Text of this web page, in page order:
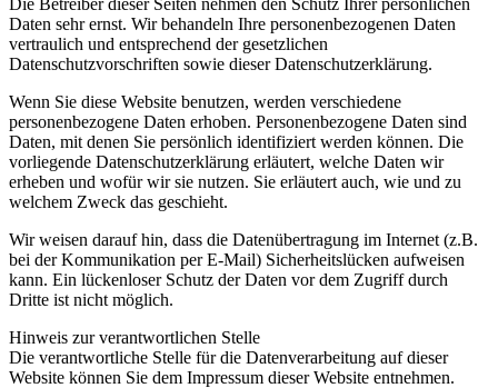
Die Betreiber dieser Seiten nehmen den Schutz Ihrer persönlichen
Daten sehr ernst. Wir behandeln Ihre personenbezogenen Daten
vertraulich und entsprechend der gesetzlichen
Datenschutzvorschriften sowie dieser Datenschutzerklärung.
Wenn Sie diese Website benutzen, werden verschiedene
personenbezogene Daten erhoben. Personenbezogene Daten sind
Daten, mit denen Sie persönlich identifiziert werden können. Die
vorliegende Datenschutzerklärung erläutert, welche Daten wir
erheben und wofür wir sie nutzen. Sie erläutert auch, wie und zu
welchem Zweck das geschieht.
Wir weisen darauf hin, dass die Datenübertragung im Internet (z.B.
bei der Kommunikation per E-Mail) Sicherheitslücken aufweisen
kann. Ein lückenloser Schutz der Daten vor dem Zugriff durch
Dritte ist nicht möglich.
Hinweis zur verantwortlichen Stelle
Die verantwortliche Stelle für die Datenverarbeitung auf dieser
Website können Sie dem Impressum dieser Website entnehmen.